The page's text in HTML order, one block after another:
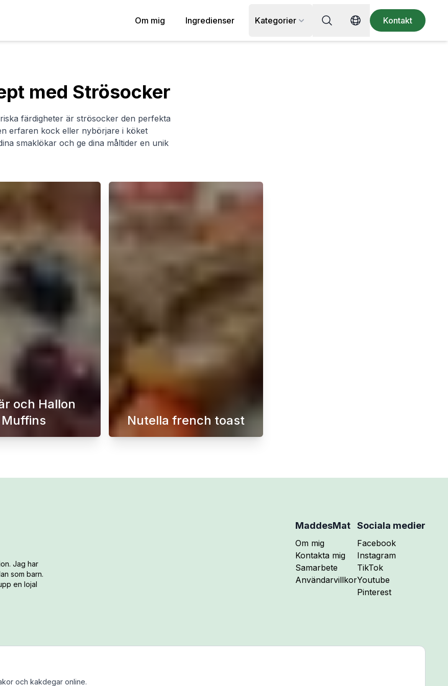
Om mig Ingredienser Kategorier Sök efter recept, ingrediens
Switch language
Kontakt
med Strösocker
färdigheter är strösocker den perfekta
erfaren kock eller nybörjare i köket
smaklökar och ge dina måltider en unik
som vill baka riktigt saftiga, mjuka och klassiska bullar med kanel och kardemumma. Perfekt till helgfikat,
och Hallon
Muffins
Dessa utsökta blåbärs- och hallonmuffins är den perfekta godsaken för alla tillfällen. Med en mjuk, fluffig
Nutella french toast
Om du är sugen på en läcker och sötsliskig frukost så behöver
Jag har
som barn.
en lojal
MaddesMat
Om mig
Kontakta mig
Samarbete
Användarvillkor
Sociala medier
Följ mig på
Facebook
Följ mig på
Instagram
Följ mig på
TikTok
Följ mig på
Youtube
Följ mig på
Pinterest
och kakdegar online.